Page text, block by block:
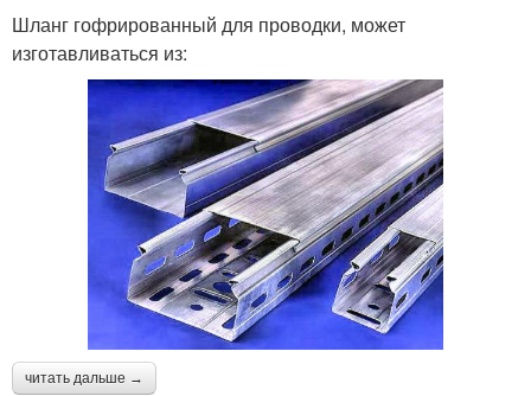
Шланг гофрированный для проводки, может
изготавливаться из:
читать дальше →